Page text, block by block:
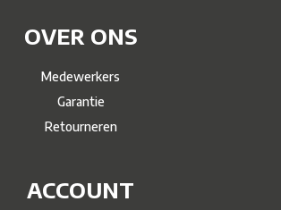
OVER ONS
Medewerkers
Garantie
Retourneren
ACCOUNT